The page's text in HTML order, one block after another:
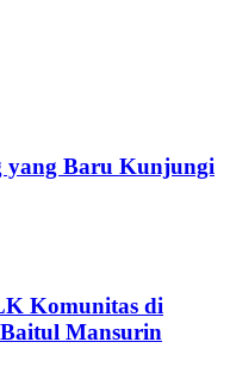
yang Baru Kunjungi
Komunitas di
Mansurin